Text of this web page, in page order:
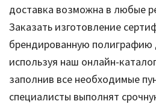
доставка возможна в любые
Заказать изготовление
брендированную полиграфию
используя наш онлайн-
заполнив все необходимые
специалисты выполнят